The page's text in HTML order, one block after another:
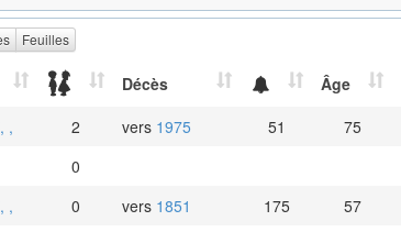
Feuilles
Décès Âge
, 2 vers 1975 51 75
0
, 0 vers 1851 175
57